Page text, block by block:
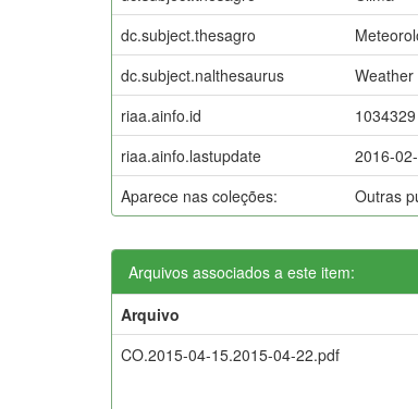
dc.subject.thesagro
dc.subject.nalthesaurus
Weather
riaa.ainfo.id
1034329
riaa.ainfo.lastupdate
2016-
Aparece nas coleções:
Outras
Arquivos associados a este item:
Arquivo
CO.2015-04-15.2015-04-22.pdf